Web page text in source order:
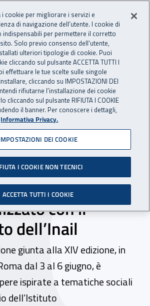
Nazionale
Apri cerca
principale
trovi in:
News
“Tulipani di seta
concorso,
zero” il corto sui
con il
dell’Inail
giunta alla XIV edizione, in
dal 3 al 6 giugno, è
ispirate a tematiche sociali
dell’Istituto
cookie per migliorare i servizi e
di navigazione dell’utente. I cookie di
indispensabili per permettere il corretto
Solo previo consenso dell’utente,
ulteriori tipologie di cookie. Puoi
cliccando sul pulsante ACCETTA TUTTI I
effettuare le tue scelte sulle singole
cliccando su IMPOSTAZIONI DEI
rifiutarne l’installazione dei cookie
cliccando sul pulsante RIFIUTA I COOKIE
il banner. Per conoscere i dettagli,
Informativa Privacy.
DEI COOKIE
I COOKIE NON TECNICI
ACCETTA TUTTI I COOKIE